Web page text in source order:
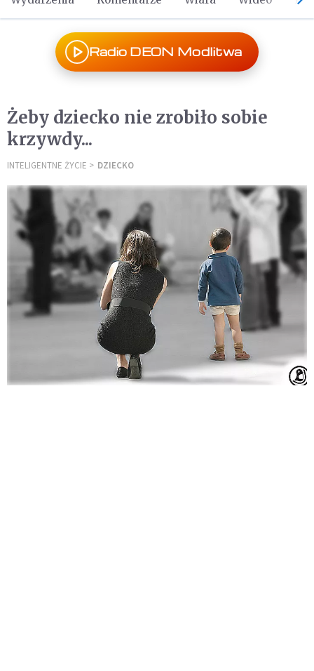
Radio DEON Modlitwa
Żeby dziecko nie zrobiło sobie
krzywdy...
INTELIGENTNE ŻYCIE DZIECKO